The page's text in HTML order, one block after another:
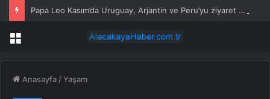
Papa Leo Kasım’da Uruguay, Arjantin ve Peru’yu ziyaret edecek
Menü
Anasayfa /Yaşam